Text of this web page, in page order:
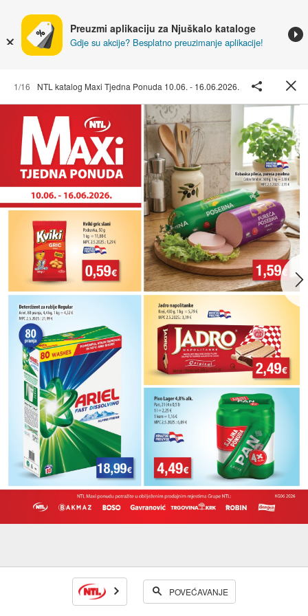
Preuzmi aplikaciju za Njuškalo kataloge
Gdje su akcije? Besplatno preuzimanje aplikacije!
1/16 NTL katalog Maxi Tjedna Ponuda 10.06. - 16.06.2026.
POVEĆAVANJE